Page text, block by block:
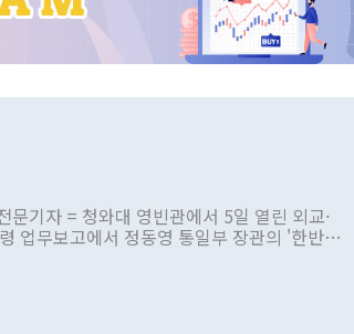
기자 = 청와대 영빈관에서 5일 열린 외교·
업무보고에서 정동영 통일부 장관의 '한반도
치지 않은 사안을 정책으로 추진하겠다고 공